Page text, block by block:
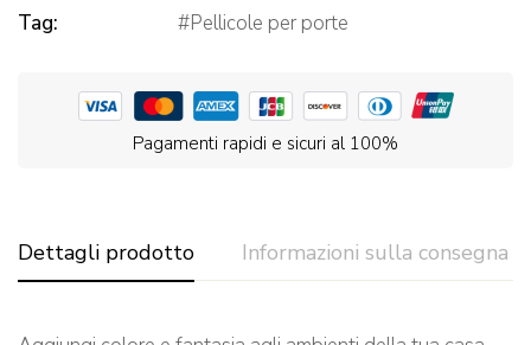
Tag:
Pellicole per porte
Pagamenti rapidi e sicuri al 100%
Dettagli prodotto Informazioni sulla consegna